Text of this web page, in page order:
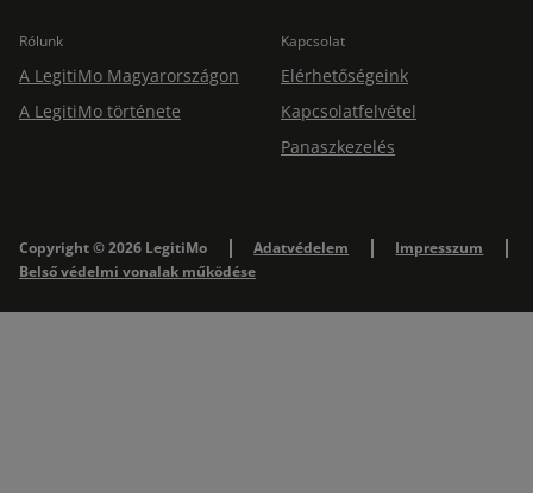
Rólunk
A LegitiMo Magyarországon
A LegitiMo története
Kapcsolat
Elérhetőségeink
Kapcsolatfelvétel
Panaszkezelés
Copyright © 2026 LegitiMo Adatvédelem
Impresszum
Belső védelmi vonalak működése